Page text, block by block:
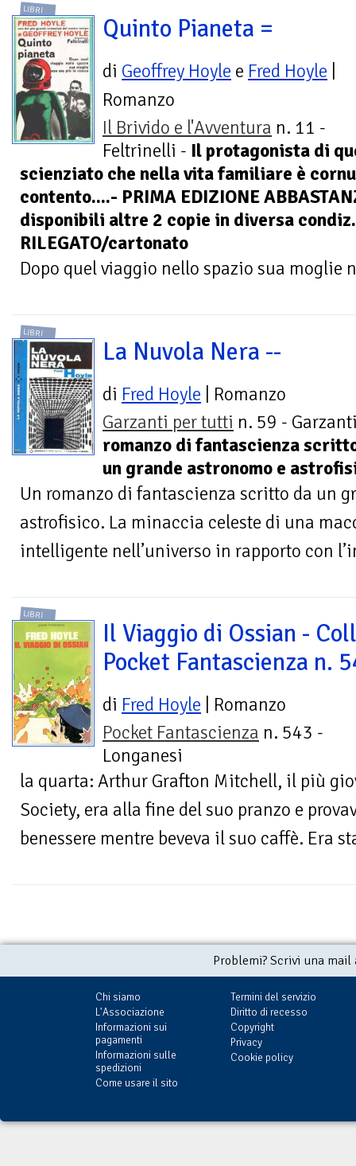
LIBRI
Quinto Pianeta =
di Geoffrey Hoyle e Fred Hoyle
Romanzo
Il Brivido e l'Avventura n. 11 -
Feltrinelli - Il protagonista di
scienziato che nella vita familiare è
contento....- PRIMA EDIZIONE
disponibili altre 2 copie in diversa condiz.
RILEGATO/cartonato
Dopo quel viaggio nello spazio sua moglie
LIBRI
La Nuvola Nera --
di Fred Hoyle | Romanzo
Garzanti per tutti n. 59 -
romanzo di fantascienza
un grande astronomo e
Un romanzo di fantascienza scritto da un
astrofisico. La minaccia celeste di una
intelligente nell’universo in rapporto con
LIBRI
Il Viaggio di Ossian -
Pocket Fantascienza n.
di Fred Hoyle | Romanzo
Pocket Fantascienza n. 543 -
Longanesi
la quarta: Arthur Grafton Mitchell, il più
Society, era alla fine del suo pranzo e
benessere mentre beveva il suo caffè. Era
Problemi? Scrivi una
Chi siamo
L'Associazione
Informazioni sui
pagamenti
Informazioni sulle
spedizioni
Come usare il sito
Termini del servizio
Diritto di recesso
Copyright
Privacy
Cookie policy